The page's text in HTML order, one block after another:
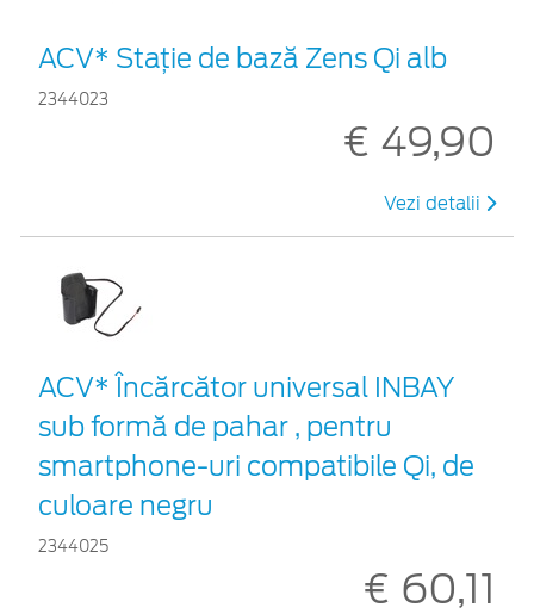
ACV* Stație de bază Zens Qi alb
2344023
€ 49,90
Vezi detalii
ACV* Încărcător universal INBAY
sub formă de pahar , pentru
smartphone-uri compatibile Qi, de
culoare negru
2344025
€ 60,11